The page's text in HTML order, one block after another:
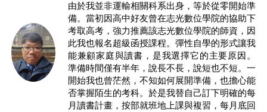
由於我並非運輸相關科系出身，等於從零開始準
備。當初因高中好友曾在志光數位學院的協助下
考取高考，強力推薦該志光數位學院的師資，因
此我也報名超級函授課程。彈性自學的形式讓我
能兼顧家庭與讀書，是我選擇它的主要原因。
準備時間僅有半年，說長不長，說短也不短。一
開始我也曾茫然，不知如何展開準備，也擔心能
否掌握陌生的考科。於是我替自己訂下明確的每
月讀書計畫，按部就班地上課與複習，每月底回